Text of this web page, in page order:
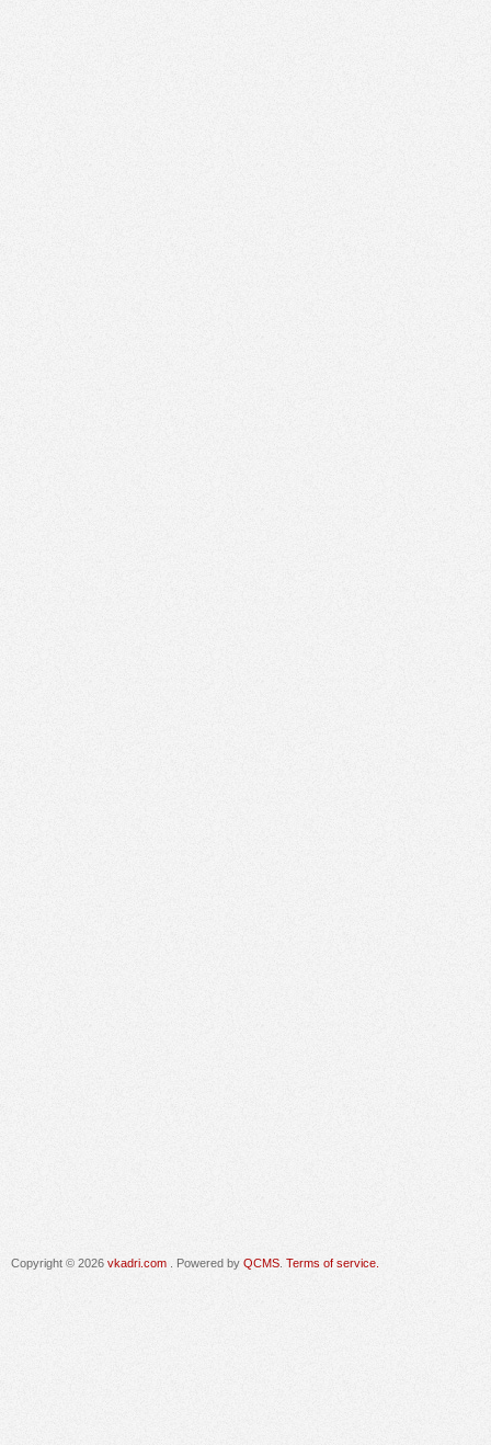
Copyright © 2026 vkadri.com . Powered by QCMS Terms of service.